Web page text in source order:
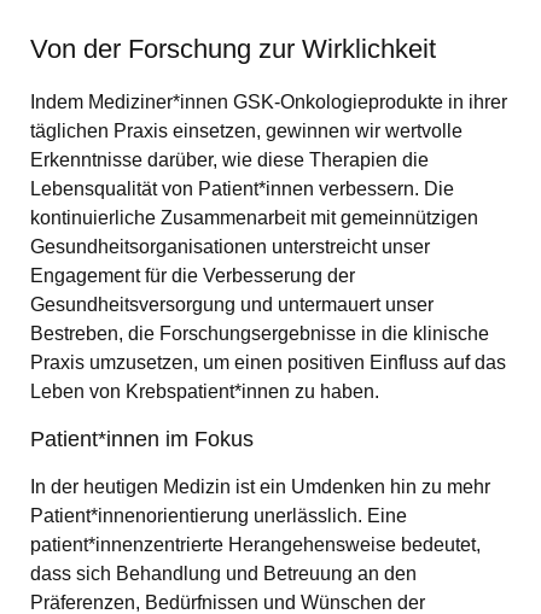
Von der Forschung zur Wirklichkeit
Indem Mediziner*innen GSK-Onkologieprodukte in ihrer
täglichen Praxis einsetzen, gewinnen wir wertvolle
Erkenntnisse darüber, wie diese Therapien die
Lebensqualität von Patient*innen verbessern. Die
kontinuierliche Zusammenarbeit mit gemeinnützigen
Gesundheitsorganisationen unterstreicht unser
Engagement für die Verbesserung der
Gesundheitsversorgung und untermauert unser
Bestreben, die Forschungsergebnisse in die klinische
Praxis umzusetzen, um einen positiven Einfluss auf das
Leben von Krebspatient*innen zu haben.
Patient*innen im Fokus
In der heutigen Medizin ist ein Umdenken hin zu mehr
Patient*innenorientierung unerlässlich. Eine
patient*innenzentrierte Herangehensweise bedeutet,
dass sich Behandlung und Betreuung an den
Präferenzen, Bedürfnissen und Wünschen der